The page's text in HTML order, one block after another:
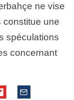
ne vise
constitue une
spéculations
concernant